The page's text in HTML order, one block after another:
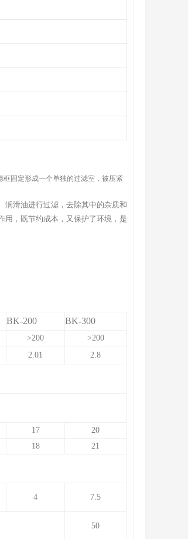
固定形成一个单独的过滤室，被压紧
润滑油进行过滤，去除其中的杂质和
用，既节约成本，又保护了环境，是
BK-200 BK-300
>200 >200
2.01
2.8
17
20
18
21
4 7.5
50